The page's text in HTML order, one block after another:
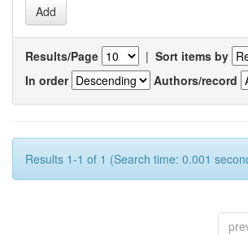
Results/Page | Sort items by
In order
Authors/record
Results 1-1 of 1 (Search time: 0.001